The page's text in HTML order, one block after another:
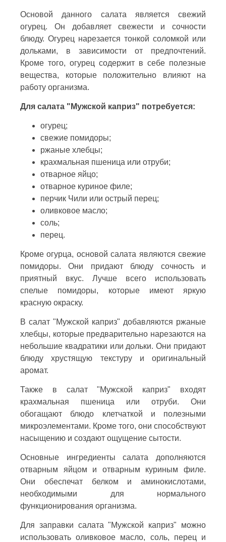
Основой данного салата является свежий
огурец. Он добавляет свежести и сочности
блюду. Огурец нарезается тонкой соломкой или
дольками, в зависимости от предпочтений.
Кроме того, огурец содержит в себе полезные
вещества, которые положительно влияют на
работу организма.
Для салата "Мужской каприз" потребуется:
огурец;
свежие помидоры;
ржаные хлебцы;
крахмальная пшеница или отруби;
отварное яйцо;
отварное куриное филе;
перчик Чили или острый перец;
оливковое масло;
соль;
перец.
Кроме огурца, основой салата являются свежие
помидоры. Они придают блюду сочность и
приятный вкус. Лучше всего использовать
спелые помидоры, которые имеют яркую
красную окраску.
В салат "Мужской каприз" добавляются ржаные
хлебцы, которые предварительно нарезаются на
небольшие квадратики или дольки. Они придают
блюду хрустящую текстуру и оригинальный
аромат.
Также в салат "Мужской каприз" входят
крахмальная пшеница или отруби. Они
обогащают блюдо клетчаткой и полезными
микроэлементами. Кроме того, они способствуют
насыщению и создают ощущение сытости.
Основные ингредиенты салата дополняются
отварным яйцом и отварным куриным филе.
Они обеспечат белком и аминокислотами,
необходимыми для нормального
функционирования организма.
Для заправки салата "Мужской каприз" можно
использовать оливковое масло, соль, перец и